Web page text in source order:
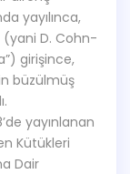
yayılınca,
(yani D. Cohn-
girişince,
büzülmüş
yayınlanan
Kütükleri
Dair